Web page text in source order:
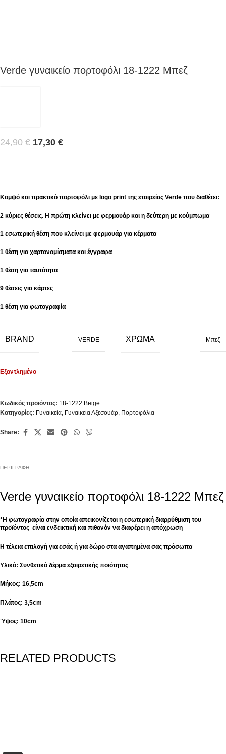
Verde γυναικείο πορτοφόλι 18-1222 Μπεζ
24,90€ 17,30 €
Κομψό και πρακτικό πορτοφόλι με logo print της εταιρείας Verde που διαθέτει:
2 κύριες θέσεις. Η πρώτη κλείνει με φερμουάρ και η δεύτερη με κούμπωμα
1 εσωτερική θέση που κλείνει με φερμουάρ για κέρματα
1 θέση για χαρτονομίσματα και έγγραφα
1 θέση για ταυτότητα
9 θέσεις για κάρτες
1 θέση για φωτογραφία
BRAND VERDE ΧΡΏΜΑ Μπεζ
Εξαντλημένο
Κωδικός προϊόντος: 18-1222 Beige
Κατηγορίες: Γυναικεία, Γυναικεία Αξεσουάρ, Πορτοφόλια
Share:
ΠΕΡΙΓΡΑΦΉ
Verde γυναικείο πορτοφόλι 18-1222 Μπεζ
*Η φωτογραφία στην οποία απεικονίζεται η εσωτερική διαρρύθμιση του
προϊόντος είναι ενδεικτική και πιθανόν να διαφέρει η απόχρωση
Η τέλεια επιλογή για εσάς ή για δώρο στα αγαπημένα σας πρόσωπα
Υλικό: Συνθετικό δέρμα εξαιρετικής ποιότητας
Μήκος: 16,5cm
Πλάτος: 3,5cm
Ύψος: 10cm
RELATED PRODUCTS